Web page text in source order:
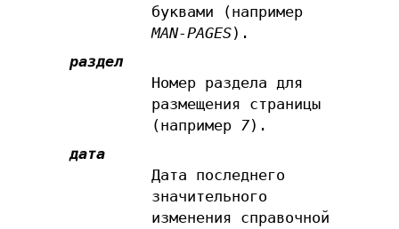
буквами (например
MAN-PAGES).
раздел
Номер раздела для
размещения страницы
(например
7).
дата
Дата последнего
значительного
изменения справочной